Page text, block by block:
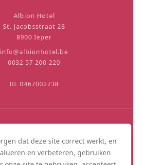
Albion Hotel
St. Jacobsstraat 28
8900 Ieper
info@albionhotel.be
0032 57 200 220
BE 0467002738
VOLG ONS:
dat deze site correct werkt, en
en verbeteren, gebruiken